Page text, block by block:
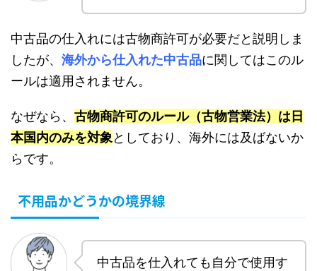
中古品の仕入れには古物商許可が必要だと説明しま
したが、 海外から仕入れた中古品に関してはこのル
ールは適用されません。
なぜなら、 古物商許可のルール（古物営業法）は日
本国内のみを対象としており、海外には及ばないか
らです。
不用品かどうかの境界線
中古品を仕入れても自分で使用す